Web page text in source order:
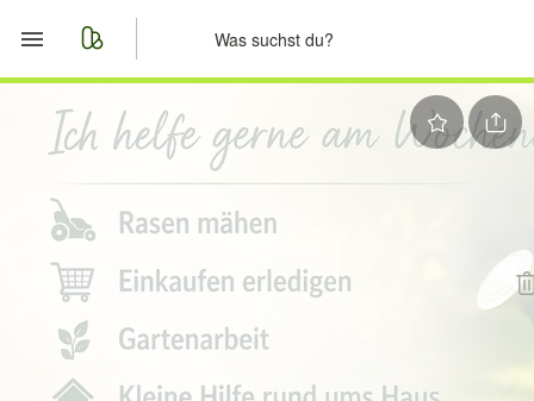
Start
Nachrichten
Anzeige aufgeben